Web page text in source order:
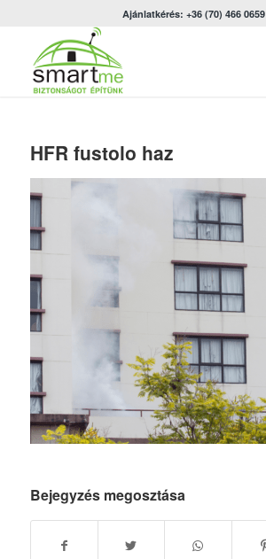
Ajánlatkérés: +36 (70) 466 0659
HFR fustolo haz
Bejegyzés megosztása